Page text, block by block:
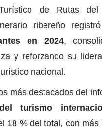
Turístico de Rutas
ribereño registró
en 2024,
y reforzando su
nacional.
más destacados del
turismo
18 % del total, con más